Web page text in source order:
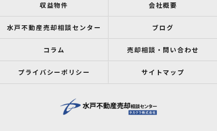
収益物件 会社概要
水戸不動産売却相談センター ブログ
コラム 売却相談・問い合わせ
プライバシーポリシー サイトマップ